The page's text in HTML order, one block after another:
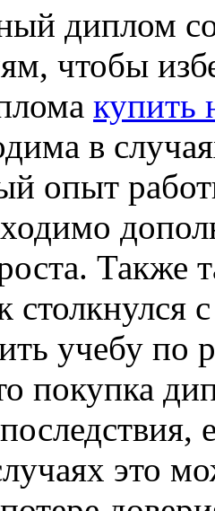
диплом
чтобы
купить
в
опыт
Также
столкнулся
учебу
покупка
это